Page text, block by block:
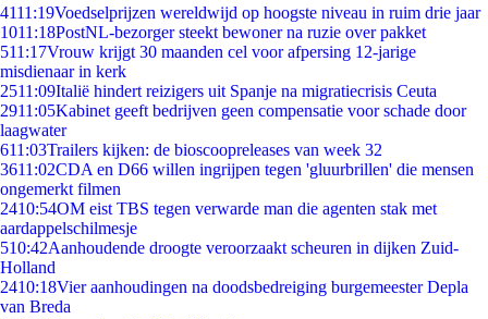
4111:19Voedselprijzen wereldwijd op hoogste niveau in ruim drie jaar
1011:18PostNL-bezorger steekt bewoner na ruzie over pakket
511:17Vrouw krijgt 30 maanden cel voor afpersing 12-jarige
misdienaar in kerk
2511:09Italië hindert reizigers uit Spanje na migratiecrisis Ceuta
2911:05Kabinet geeft bedrijven geen compensatie voor schade door
laagwater
611:03Trailers kijken: de bioscoopreleases van week 32
3611:02CDA en D66 willen ingrijpen tegen 'gluurbrillen' die mensen
ongemerkt filmen
2410:54OM eist TBS tegen verwarde man die agenten stak met
aardappelschilmesje
510:42Aanhoudende droogte veroorzaakt scheuren in dijken Zuid-
Holland
2410:18Vier aanhoudingen na doodsbedreiging burgemeester Depla
van Breda